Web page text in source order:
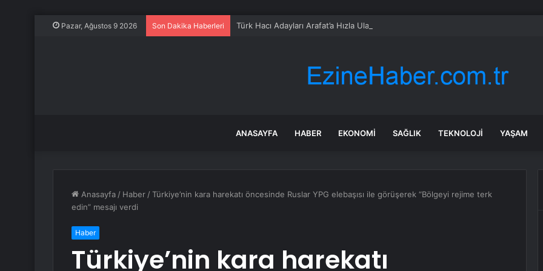
Pazar, Ağustos 9 2026 Son Dakika Haberleri Türk Hacı Adayları Arafat’a Hızla Ulaştı
ANASAYFA HABER EKONOMI SAĞLIK TEKNOLOJI YAŞAM
Anasayfa / Haber /Türkiye’nin kara harekatı öncesinde Ruslar YPG elebaşısı ile görüşerek “Bölgeyi rejime terk
edin” mesajı verdi
Haber
Türkiye’nin kara harekatı